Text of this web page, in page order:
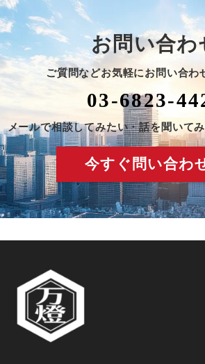
お問い合わ
ご質問などお気軽にお問い合わ
03-6823-
メールで相談してみたい・話を聞いて
今すぐ問い合わ